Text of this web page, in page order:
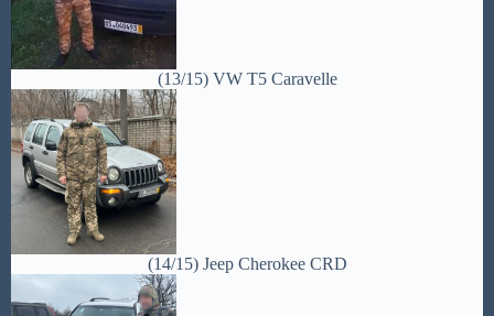
(13/15) VW T5 Caravelle
(14/15) Jeep Cherokee CRD